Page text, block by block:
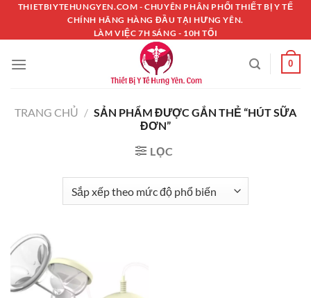
Chuyển
nội
dung
THIETBIYTEHUNGYEN.COM - CHUYÊN PHÂN PHỐI THIẾT BỊ Y TẾ
CHÍNH HÃNG HÀNG ĐẦU TẠI HƯNG YÊN.
LÀM VIỆC 7H SÁNG - 10H TỐI
0
TRANG CHỦ / SẢN PHẨM ĐƯỢC GẮN THẺ “HÚT SỮA
ĐƠN”
LỌC